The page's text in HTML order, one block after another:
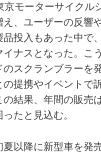
京モーターサイクル
え、ユーザーの反響
品投入もあった中で
イナスとなった。こ
のスクランブラーを
の提携やイベントで
の結果、年間の販売
たと見込む。
以降に新型車を発